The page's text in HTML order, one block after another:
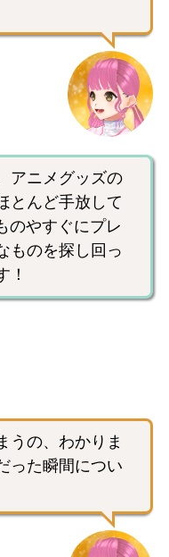
アニメグッズの
とんど手放して
のやすぐにプレ
ものを探し回っ
！
うの、わかりま
った瞬間につい